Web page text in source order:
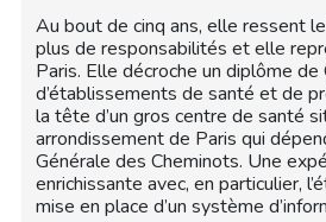
Au bout de cinq ans, elle ressent
plus de responsabilités et elle
Paris. Elle décroche un diplôme
d’établissements de santé et de
la tête d’un gros centre de santé
arrondissement de Paris qui
Générale des Cheminots. Une
enrichissante avec, en particulier,
mise en place d’un système